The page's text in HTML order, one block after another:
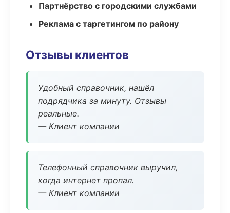
Партнёрство с городскими службами
Реклама с таргетингом по району
Отзывы клиентов
Удобный справочник, нашёл
подрядчика за минуту. Отзывы
реальные.
— Клиент компании
Телефонный справочник выручил,
когда интернет пропал.
— Клиент компании